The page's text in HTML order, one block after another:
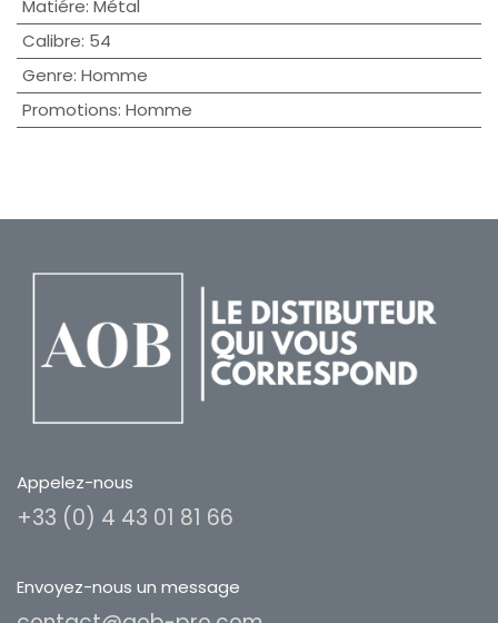
Matiére: Métal
Calibre: 54
Genre: Homme
Promotions: Homme
Appelez-nous
+33 (0) 4 43 01 81 66
Envoyez-nous un message